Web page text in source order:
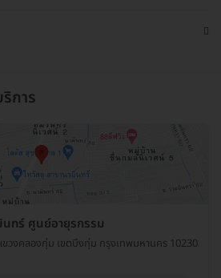
การ
ทร์ ศูนย์อายุรกรรม
วงคลองกุ่ม เขตบึงกุ่ม กรุงเทพมหานคร 10230